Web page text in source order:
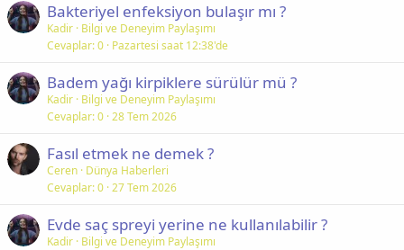
Bakteriyel enfeksiyon bulaşır mı ?
Kadir Bilgi ve Deneyim Paylaşımı
Cevaplar 0 Pazartesi saat 12:38'de
Badem yağı kirpiklere sürülür mü ?
Kadir Bilgi ve Deneyim Paylaşımı
Cevaplar 0 28 Tem 2026
Fasıl etmek ne demek ?
Ceren Dünya Haberleri
Cevaplar 0 27 Tem 2026
Evde saç spreyi yerine ne kullanılabilir ?
Kadir Bilgi ve Deneyim Paylaşımı